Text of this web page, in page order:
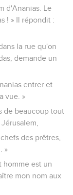
d'Ananias. Le
! » Il répondit :
la rue qu'on
demande un
entrer et
vue. »
de beaucoup tout
des prêtres,
»
homme est un
mon nom aux